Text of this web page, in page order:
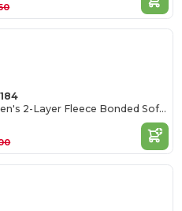
Cruise Tm Men's 2-Layer Fleece Bonded Soft Shell Jacket